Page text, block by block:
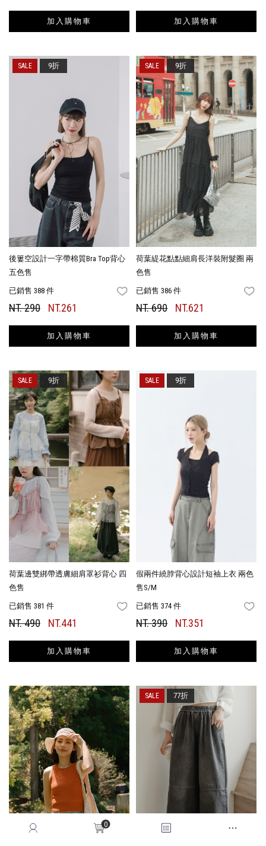
0
加入購物車 加入購物車
後簍空設計一字帶棉質Bra Top背心
五色售
已銷售 388 件 FAVORITES
NT. 290 NT.261
加入購物車
9折
荷葉緹花點點細肩長洋裝附髮圈 兩
色售
已銷售 386 件
NT. 690 NT.621
加入購物車
9折
荷葉邊雙綁帶透膚細肩罩衫背心 四
色售
已銷售 381 件 FAVORITES
NT. 490 NT.441
加入購物車
9折
假兩件繞脖背心設計短袖上衣 兩色
售S/M
已銷售 374 件
NT. 390 NT.351
加入購物車
9折
77折